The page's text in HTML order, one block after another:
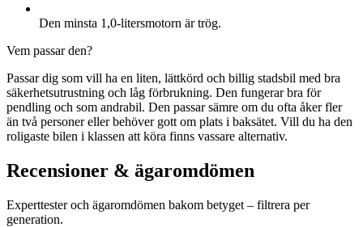
Den minsta 1,0-litersmotorn är trög.
Vem passar den?
Passar dig som vill ha en liten, lättkörd och billig stadsbil med bra
säkerhetsutrustning och låg förbrukning. Den fungerar bra för
pendling och som andrabil. Den passar sämre om du ofta åker fler
än två personer eller behöver gott om plats i baksätet. Vill du ha den
roligaste bilen i klassen att köra finns vassare alternativ.
Recensioner & ägaromdömen
Experttester och ägaromdömen bakom betyget – filtrera per
generation.